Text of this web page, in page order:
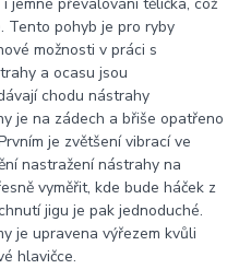
Tento pohyb je pro ryby
možnosti v práci s
a ocasu jsou
chodu nástrahy
je na zádech a břiše opatřeno
je zvětšení vibrací ve
nastražení nástrahy na
vyměřit, kde bude háček z
jigu je pak jednoduché.
je upravena výřezem kvůli
hlavičce.